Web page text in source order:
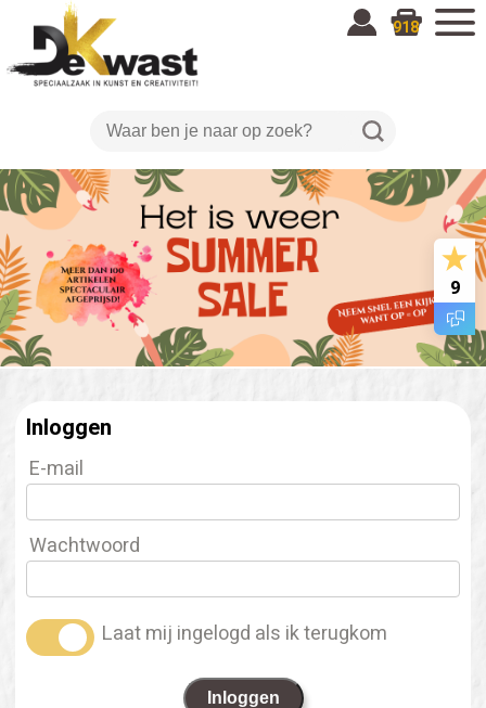
918
9
Inloggen
E-mail
Wachtwoord
Laat mij ingelogd als ik terugkom
Inloggen